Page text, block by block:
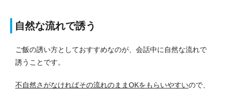
自然な流れで誘う
ご飯の誘い方としておすすめなのが、会話中に自然な流れで
誘うことです。
不自然さがなければその流れのままOKをもらいやすいので、